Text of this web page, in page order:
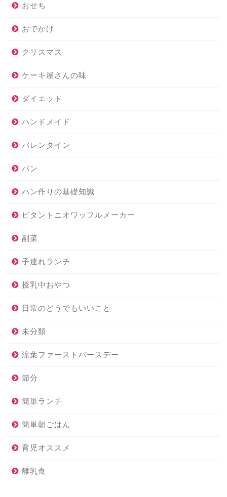
おせち
おでかけ
クリスマス
ケーキ屋さんの味
ダイエット
ハンドメイド
バレンタイン
パン
パン作りの基礎知識
ビタントニオワッフルメーカー
副菜
子連れランチ
授乳中おやつ
日常のどうでもいいこと
未分類
涼葉ファーストバースデー
節分
簡単ランチ
簡単朝ごはん
育児オススメ
離乳食